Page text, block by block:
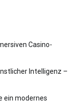
Casino-
Intelligenz –
ein modernes